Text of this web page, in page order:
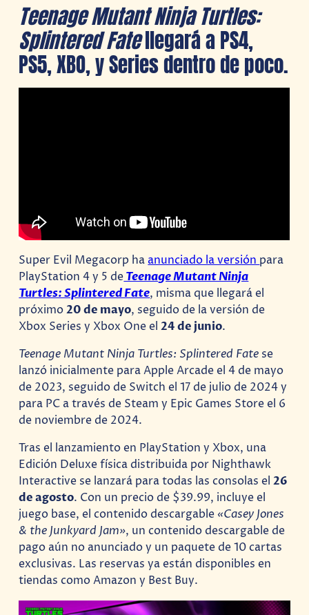
Teenage Mutant Ninja Turtles:
Splintered Fatellegará a PS4,
PS5, XBO, y Series dentro de poco.
Super Evil Megacorp ha anunciado la versión para
PlayStation 4 y 5 deTeenage Mutant Ninja
Turtles: Splintered Fate, misma que llegará el
próximo20 de mayo, seguido de la versión de
Xbox Series y Xbox One el24 de junio.
Teenage Mutant Ninja Turtles: Splintered Fate se
lanzó inicialmente para Apple Arcade el 4 de mayo
de 2023, seguido de Switch el 17 de julio de 2024 y
para PC a través de Steam y Epic Games Store el 6
de noviembre de 2024.
Tras el lanzamiento en PlayStation y Xbox, una
Edición Deluxe física distribuida por Nighthawk
Interactive se lanzará para todas las consolas el26
de agosto. Con un precio de $39.99, incluye el
juego base, el contenido descargable«Casey Jones
& the Junkyard Jam», un contenido descargable de
pago aún no anunciado y un paquete de 10 cartas
exclusivas. Las reservas ya están disponibles en
tiendas como Amazon y Best Buy.